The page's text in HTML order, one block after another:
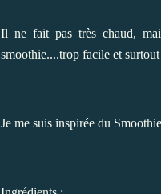
Il ne fait pas très chaud,
smoothie....trop facile et
Je me suis inspirée du